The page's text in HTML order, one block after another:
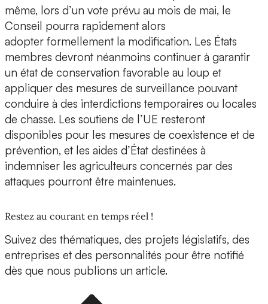
même, lors d’un vote prévu au mois de mai, le
Conseil pourra rapidement alors
adopter formellement la modification. Les États
membres devront néanmoins continuer à garantir
un état de conservation favorable au loup et
appliquer des mesures de surveillance pouvant
conduire à des interdictions temporaires ou locales
de chasse. Les soutiens de l’UE resteront
disponibles pour les mesures de coexistence et de
prévention, et les aides d’État destinées à
indemniser les agriculteurs concernés par des
attaques pourront être maintenues.
Restez au courant en temps réel !
Suivez des thématiques, des projets législatifs, des
entreprises et des personnalités pour être notifié
dès que nous publions un article.